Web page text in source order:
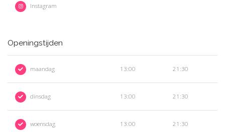
Instagram
Openingstijden
maandag 13:00 21:30
dinsdag 13:00 21:30
woensdag 13:00 21:30